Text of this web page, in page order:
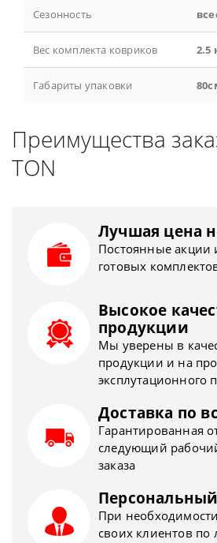
Сезонность
Вес комплекта ковриков 2.5
Габариты упаковки
Преимущества
TON
Лучшая цена
Постоянные акции
готовых
Высокое
продукции
Мы уверены в
продукции и на
эксплутационного
Доставка по
Гарантированная
следующий
заказа
При
своих клиентов